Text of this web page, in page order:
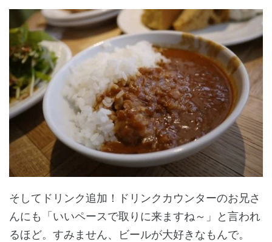
そしてドリンク追加！ドリンクカウンターのお兄さ
んにも「いいペースで取りに来ますね～」と言われ
るほど。すみません、ビールが大好きなもんで。